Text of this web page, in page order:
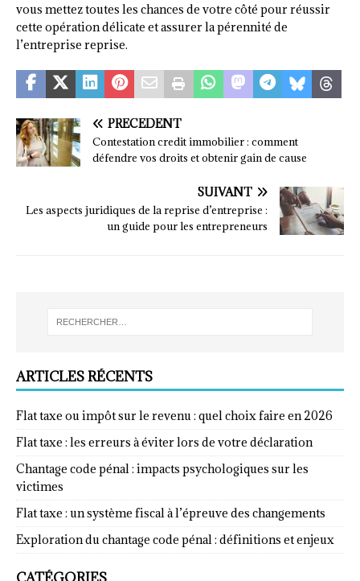
vous mettez toutes les chances de votre côté pour réussir
cette opération délicate et assurer la pérennité de
l’entreprise reprise.
PRÉCÉDENT
Contestation credit immobilier : comment
défendre vos droits et obtenir gain de cause
SUIVANT
Les aspects juridiques de la reprise d’entreprise :
un guide pour les entrepreneurs
ARTICLES RÉCENTS
Flat taxe ou impôt sur le revenu : quel choix faire en 2026
Flat taxe : les erreurs à éviter lors de votre déclaration
Chantage code pénal : impacts psychologiques sur les
victimes
Flat taxe : un système fiscal à l’épreuve des changements
Exploration du chantage code pénal : définitions et enjeux